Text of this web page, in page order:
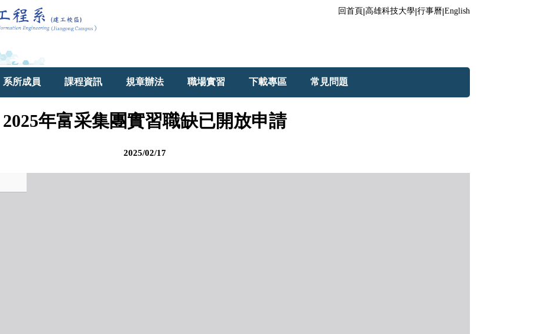
回首頁 |高雄科技大學|行事曆|English
系所成員 課程資訊 規章辦法 職場實習 下載專區 常見問題
2025年富采集團實習職缺已開放申請
2025/02/17